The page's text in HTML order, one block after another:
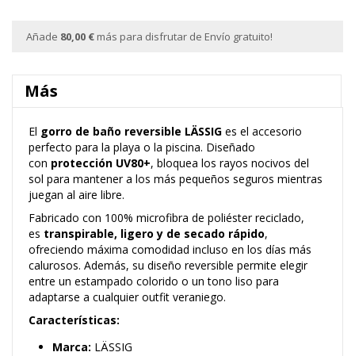
Añade 80,00 € más para disfrutar de Envío gratuito!
Más
El gorro de baño reversible LÄSSIG es el accesorio
perfecto para la playa o la piscina. Diseñado
con protección UV80+, bloquea los rayos nocivos del
sol para mantener a los más pequeños seguros mientras
juegan al aire libre.
Fabricado con 100% microfibra de poliéster reciclado,
es transpirable, ligero y de secado rápido,
ofreciendo máxima comodidad incluso en los días más
calurosos. Además, su diseño reversible permite elegir
entre un estampado colorido o un tono liso para
adaptarse a cualquier outfit veraniego.
Características:
Marca: LÄSSIG